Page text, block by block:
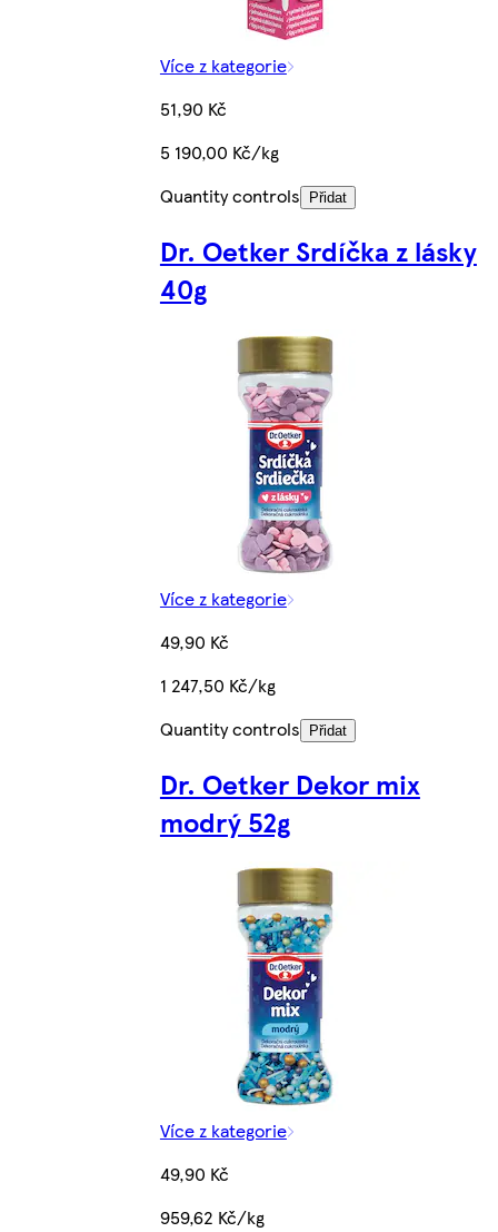
Více z kategorie
51,90 Kč
5 190,00 Kč/kg
Quantity controls
Přidat
Dr. Oetker Srdíčka z lásky
40g
Více z kategorie
49,90 Kč
1 247,50 Kč/kg
Quantity controls
Přidat
Dr. Oetker Dekor mix
modrý 52g
Více z kategorie
49,90 Kč
959,62 Kč/kg